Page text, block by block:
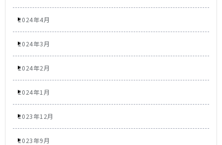
2024年4月
2024年3月
2024年2月
2024年1月
2023年12月
2023年9月